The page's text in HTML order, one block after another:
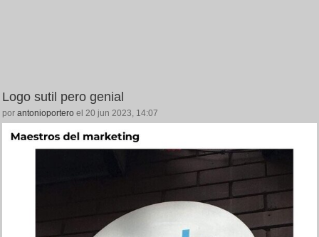
Logo sutil pero genial
por antonioportero el 20 jun 2023, 14:07